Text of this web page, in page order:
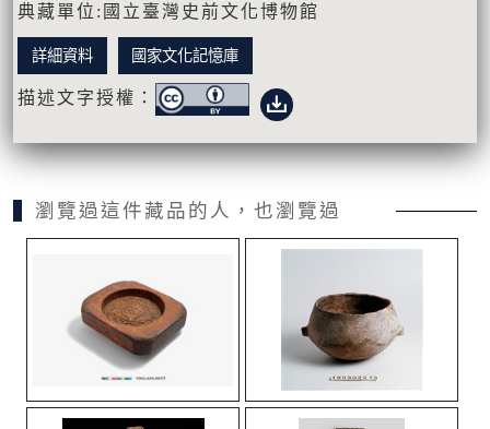
典藏單位:國立臺灣史前文化博物館
詳細資料 國家文化記憶庫
描述文字授權：
瀏覽過這件藏品的人，也瀏覽過